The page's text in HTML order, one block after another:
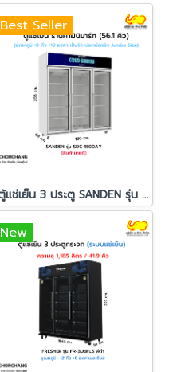
Best Seller
ตู้แช่เย็น 3 ประตู SANDEN รุ่น SDC-1500AY
New